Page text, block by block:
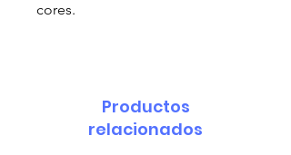
cores.
Productos
relacionados